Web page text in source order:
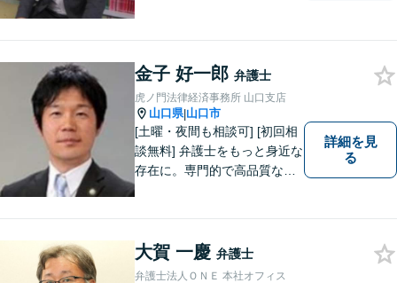
る弁護士が、客観的視点から
事案を検討し、最適の解決方
法を探ります。
金子 好一郎 弁護士
虎ノ門法律経済事務所 山口支店
山口県|山口市
[土曜・夜間も相談可] [初回相
談無料] 弁護士をもっと身近な
存在に。専門的で高品質なリ
詳細を見
る
大賀 一慶 弁護士
弁護士法人ＯＮＥ 本社オフィス